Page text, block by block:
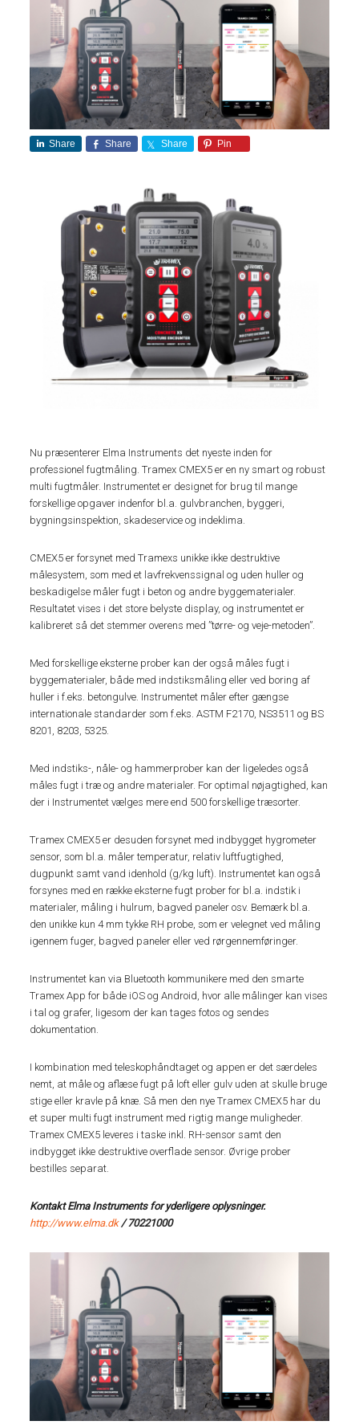
Share Share Share Pin
Nu præsenterer Elma Instruments det nyeste inden for
professionel fugtmåling. Tramex CMEX5 er en ny smart og robust
multi fugtmåler. Instrumentet er designet for brug til mange
forskellige opgaver indenfor bl.a. gulvbranchen, byggeri,
bygningsinspektion, skadeservice og indeklima.
CMEX5 er forsynet med Tramexs unikke ikke destruktive
målesystem, som med et lavfrekvenssignal og uden huller og
beskadigelse måler fugt i beton og andre byggematerialer.
Resultatet vises i det store belyste display, og instrumentet er
kalibreret så det stemmer overens med ”tørre- og veje-metoden”.
Med forskellige eksterne prober kan der også måles fugt i
byggematerialer, både med indstiksmåling eller ved boring af
huller i f.eks. betongulve. Instrumentet måler efter gængse
internationale standarder som f.eks. ASTM F2170, NS3511 og BS
8201, 8203, 5325.
Med indstiks-, nåle- og hammerprober kan der ligeledes også
måles fugt i træ og andre materialer. For optimal nøjagtighed, kan
der i Instrumentet vælges mere end 500 forskellige træsorter.
Tramex CMEX5 er desuden forsynet med indbygget hygrometer
sensor, som bl.a. måler temperatur, relativ luftfugtighed,
dugpunkt samt vand idenhold (g/kg luft). Instrumentet kan også
forsynes med en række eksterne fugt prober for bl.a. indstik i
materialer, måling i hulrum, bagved paneler osv. Bemærk bl.a.
den unikke kun 4 mm tykke RH probe, som er velegnet ved måling
igennem fuger, bagved paneler eller ved rørgennemføringer.
Instrumentet kan via Bluetooth kommunikere med den smarte
Tramex App for både iOS og Android, hvor alle målinger kan vises
i tal og grafer, ligesom der kan tages fotos og sendes
dokumentation.
I kombination med teleskophåndtaget og appen er det særdeles
nemt, at måle og aflæse fugt på loft eller gulv uden at skulle bruge
stige eller kravle på knæ. Så men den nye Tramex CMEX5 har du
et super multi fugt instrument med rigtig mange muligheder.
Tramex CMEX5 leveres i taske inkl. RH-sensor samt den
indbygget ikke destruktive overflade sensor. Øvrige prober
bestilles separat.
Kontakt Elma Instruments for yderligere oplysninger.
http://www.elma.dk/ 70221000